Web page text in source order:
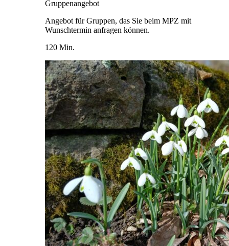
Gruppenangebot
Angebot für Gruppen, das Sie beim MPZ mit
Wunschtermin anfragen können.
120 Min.